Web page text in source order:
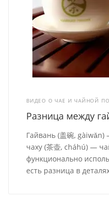
ВИДЕО О ЧАЕ И ЧАЙНОЙ
Разница между
Гайвань (盖碗,
чаху (茶壶, cháhú) —
функционально
есть разница в